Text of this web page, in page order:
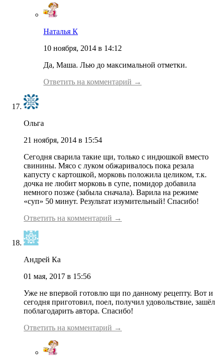
Наталья К
10 ноября, 2014 в 14:12
Да, Маша. Лью до максимальной отметки.
Ответить на комментарий →
Ольга
21 ноября, 2014 в 15:54
Сегодня сварила такие щи, только с индюшкой вместо
свинины. Мясо с луком обжаривалось пока резала
капусту с картошкой, морковь положила целиком, т.к.
дочка не любит морковь в супе, помидор добавила
немного позже (забыла сначала). Варила на режиме
«суп» 50 минут. Результат изумительный! Спасибо!
Ответить на комментарий →
Андрей Ка
01 мая, 2017 в 15:56
Уже не впервой готовлю щи по данному рецепту. Вот и
сегодня приготовил, поел, получил удовольствие, зашёл
поблагодарить автора. Спасибо!
Ответить на комментарий →